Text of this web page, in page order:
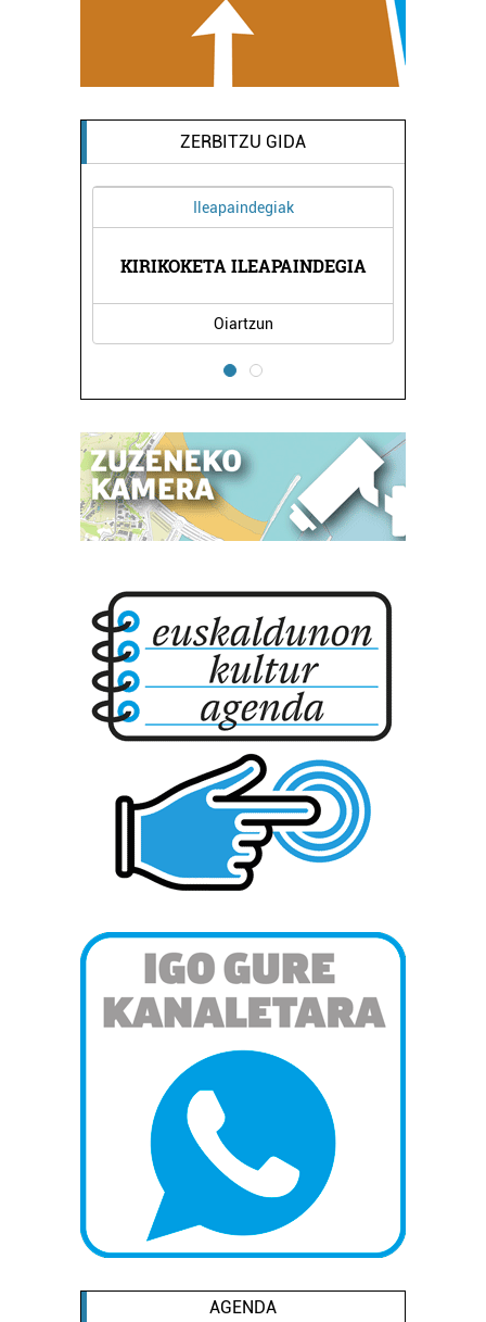
ZERBITZU GIDA
Ileapaindegiak
KIRIKOKETA ILEAPAINDEGIA
Oiartzun
AGENDA